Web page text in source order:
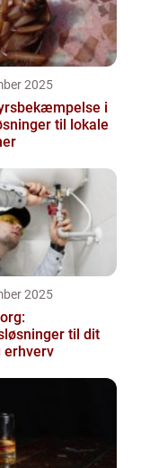
2025
i
til lokale
2025
til dit
erhverv